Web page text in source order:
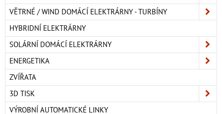
VĚTRNÉ / WIND DOMÁCÍ ELEKTRÁRNY - TURBÍNY
HYBRIDNÍ ELEKTRÁRNY
SOLÁRNÍ DOMÁCÍ ELEKTRÁRNY
ENERGETIKA
ZVÍŘATA
3D TISK
VÝROBNÍ AUTOMATICKÉ LINKY